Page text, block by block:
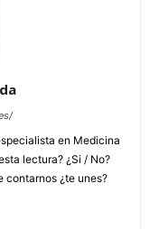
en Medicina
lectura? ¿Si / No?
contarnos ¿te unes?